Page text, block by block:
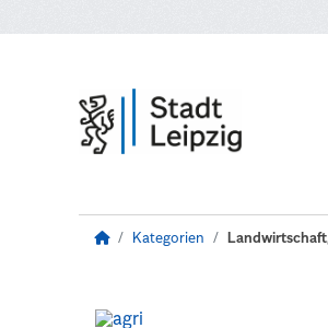
Kategorien